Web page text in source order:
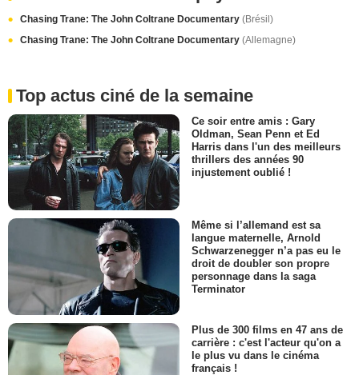
Chasing Trane: The John Coltrane Documentary (Brésil)
Chasing Trane: The John Coltrane Documentary (Allemagne)
Top actus ciné de la semaine
Ce soir entre amis : Gary
Oldman, Sean Penn et Ed
Harris dans l'un des meilleurs
thrillers des années 90
injustement oublié !
Même si l’allemand est sa
langue maternelle, Arnold
Schwarzenegger n’a pas eu le
droit de doubler son propre
personnage dans la saga
Terminator
Plus de 300 films en 47 ans de
carrière : c'est l'acteur qu'on a
le plus vu dans le cinéma
français !